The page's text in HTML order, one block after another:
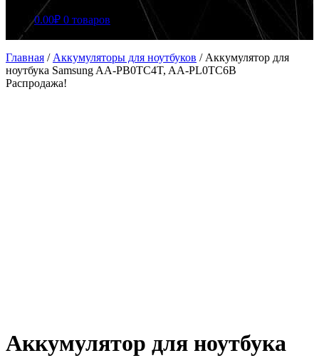
0.00₽ 0 товаров
Главная / Аккумуляторы для ноутбуков / Аккумулятор для
ноутбука Samsung AA-PB0TC4T, AA-PL0TC6B
Распродажа!
Аккумулятор для ноутбука